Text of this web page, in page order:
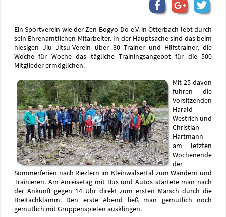
Ein Sportverein wie der Zen-Bogyo-Do e.V. in Otterbach lebt durch
sein Ehrenamtlichen Mitarbeiter. In der Hauptsache sind das beim
hiesigen Jiu Jitsu-Verein über 30 Trainer und Hilfstrainer, die
Woche für Woche das tägliche Trainingsangebot für die 500
Mitglieder ermöglichen.
Mit 25 davon
fuhren die
Vorsitzenden
Harald
Westrich und
Christian
Hartmann
am letzten
Wochenende
der
Sommerferien nach Riezlern im Kleinwalsertal zum Wandern und
Trainieren. Am Anreisetag mit Bus und Autos startete man nach
der Ankunft gegen 14 Uhr direkt zum ersten Marsch durch die
Breitachklamm. Den erste Abend ließ man gemütlich noch
gemütlich mit Gruppenspielen ausklingen.